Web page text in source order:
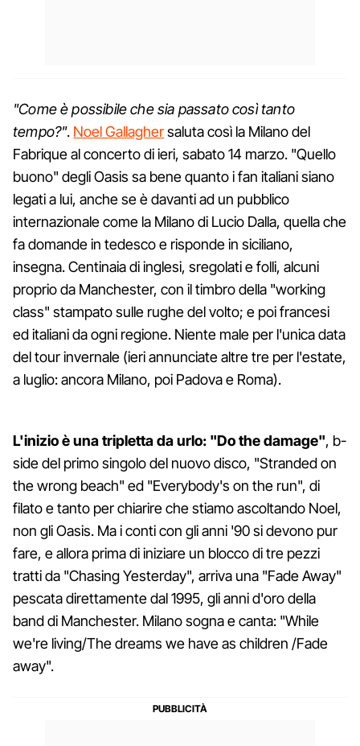
"Come è possibile che sia passato così tanto
tempo?". Noel Gallaghersaluta così la Milano del
Fabrique al concerto di ieri, sabato 14 marzo. "Quello
buono" degli Oasis sa bene quanto i fan italiani siano
legati a lui, anche se è davanti ad un pubblico
internazionale come la Milano di Lucio Dalla, quella che
fa domande in tedesco e risponde in siciliano,
insegna. Centinaia di inglesi, sregolati e folli, alcuni
proprio da Manchester, con il timbro della "working
class" stampato sulle rughe del volto; e poi francesi
ed italiani da ogni regione. Niente male per l'unica data
del tour invernale (ieri annunciate altre tre per l'estate,
a luglio: ancora Milano, poi Padova e Roma).
L'inizio è una tripletta da urlo: "Do the damage", b-
side del primo singolo del nuovo disco, "Stranded on
the wrong beach" ed "Everybody's on the run", di
filato e tanto per chiarire che stiamo ascoltando Noel,
non gli Oasis. Ma i conti con gli anni '90 si devono pur
fare, e allora prima di iniziare un blocco di tre pezzi
tratti da "Chasing Yesterday", arriva una "Fade Away"
pescata direttamente dal 1995, gli anni d'oro della
band di Manchester. Milano sogna e canta: "While
we're living/The dreams we have as children /Fade
away".